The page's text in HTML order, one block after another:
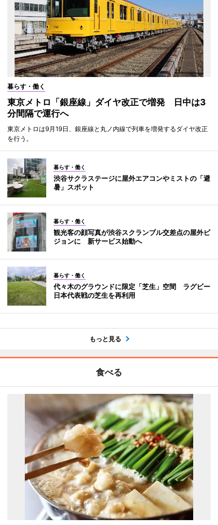
暮らす・働く
東京メトロ「銀座線」ダイヤ改正で増発 日中は3
分間隔で運行へ
東京メトロは9月19日、銀座線と丸ノ内線で列車を増発するダイヤ改正
を行う。
暮らす・働く
渋谷サクラステージに屋外エアコンやミストの「避
暑」スポット
暮らす・働く
観光客の顔写真が渋谷スクランブル交差点の屋外ビ
ジョンに 新サービス始動へ
暮らす・働く
代々木のグラウンドに限定「芝生」空間 ラグビー
日本代表戦の芝生を再利用
もっと見る
食べる